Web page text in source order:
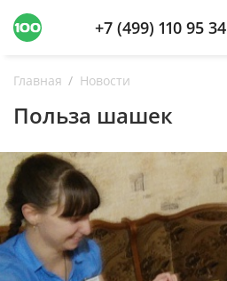
+7 (499) 110 95 34
Главная Новости
Польза шашек